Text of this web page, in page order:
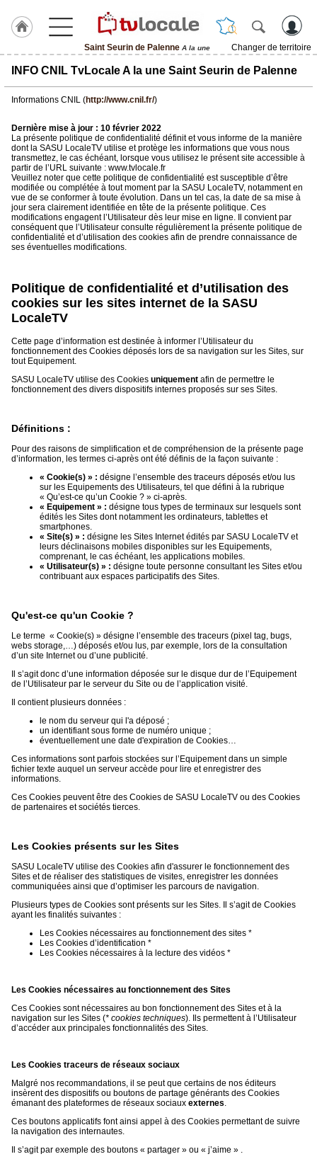
Saint Seurin de Palenne A la une
Changer de territoire
J'adhère
Hulcoq
Saint
Seurin
de
Palenne
TvLocale
France
Accueil
Agenda
Gazette
Vidéos
Médias
du
groupe
Blogs
Prémium
Inscription
Accès
INFO CNIL TvLocale A la une Saint Seurin de Palenne
Informations CNIL (http://www.cnil.fr/)
Dernière mise à jour : 10 février 2022
La présente politique de confidentialité définit et vous informe de la manière
dont la SASU LocaleTV utilise et protège les informations que vous nous
transmettez, le cas échéant, lorsque vous utilisez le présent site accessible à
partir de l’URL suivante : www.tvlocale.fr
Veuillez noter que cette politique de confidentialité est susceptible d’être
modifiée ou complétée à tout moment par la SASU LocaleTV, notamment en
vue de se conformer à toute évolution. Dans un tel cas, la date de sa mise à
jour sera clairement identifiée en tête de la présente politique. Ces
modifications engagent l’Utilisateur dès leur mise en ligne. Il convient par
conséquent que l’Utilisateur consulte régulièrement la présente politique de
confidentialité et d’utilisation des cookies afin de prendre connaissance de
ses éventuelles modifications.
Politique de confidentialité et d’utilisation des
cookies sur les sites internet de la SASU
LocaleTV
Cette page d’information est destinée à informer l’Utilisateur du
fonctionnement des Cookies déposés lors de sa navigation sur les Sites, sur
tout Equipement.
SASU LocaleTV utilise des Cookies uniquement afin de permettre le
fonctionnement des divers dispositifs internes proposés sur ses Sites.
Définitions :
Pour des raisons de simplification et de compréhension de la présente page
d’information, les termes ci-après ont été définis de la façon suivante :
« Cookie(s) » : désigne l’ensemble des traceurs déposés et/ou lus
sur les Equipements des Utilisateurs, tel que défini à la rubrique
« Qu’est-ce qu’un Cookie ? » ci-après.
« Equipement » : désigne tous types de terminaux sur lesquels sont
édités les Sites dont notamment les ordinateurs, tablettes et
smartphones.
« Site(s) » : désigne les Sites Internet édités par SASU LocaleTV et
leurs déclinaisons mobiles disponibles sur les Equipements,
comprenant, le cas échéant, les applications mobiles.
« Utilisateur(s) » : désigne toute personne consultant les Sites et/ou
contribuant aux espaces participatifs des Sites.
Qu'est-ce qu'un Cookie ?
Le terme « Cookie(s) » désigne l’ensemble des traceurs (pixel tag, bugs,
webs storage,…) déposés et/ou lus, par exemple, lors de la consultation
d’un site Internet ou d’une publicité.
Il s’agit donc d’une information déposée sur le disque dur de l’Equipement
de l’Utilisateur par le serveur du Site ou de l’application visité.
Il contient plusieurs données :
le nom du serveur qui l'a déposé ;
un identifiant sous forme de numéro unique ;
éventuellement une date d'expiration de Cookies…
Ces informations sont parfois stockées sur l’Equipement dans un simple
fichier texte auquel un serveur accède pour lire et enregistrer des
informations.
Ces Cookies peuvent être des Cookies de SASU LocaleTV ou des Cookies
de partenaires et sociétés tierces.
Les Cookies présents sur les Sites
SASU LocaleTV utilise des Cookies afin d'assurer le fonctionnement des
Sites et de réaliser des statistiques de visites, enregistrer les données
communiquées ainsi que d’optimiser les parcours de navigation.
Plusieurs types de Cookies sont présents sur les Sites. Il s’agit de Cookies
ayant les finalités suivantes :
Les Cookies nécessaires au fonctionnement des sites *
Les Cookies d’identification *
Les Cookies nécessaires à la lecture des vidéos *
Les Cookies nécessaires au fonctionnement des Sites
Ces Cookies sont nécessaires au bon fonctionnement des Sites et à la
navigation sur les Sites (* cookies techniques). Ils permettent à l’Utilisateur
d’accéder aux principales fonctionnalités des Sites.
Les Cookies traceurs de réseaux sociaux
Malgré nos recommandations, il se peut que certains de nos éditeurs
insèrent des dispositifs ou boutons de partage générants des Cookies
émanant des plateformes de réseaux sociaux externes.
Ces boutons applicatifs font ainsi appel à des Cookies permettant de suivre
la navigation des internautes.
Il s’agit par exemple des boutons « partager » ou « j’aime » .